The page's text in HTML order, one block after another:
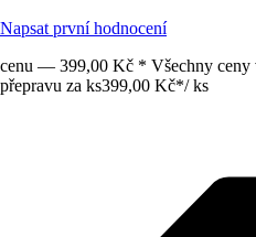
Napsat první hodnocení
cenu — 399,00 Kč * Všechny ceny
přepravu za ks399,00 Kč*/ ks